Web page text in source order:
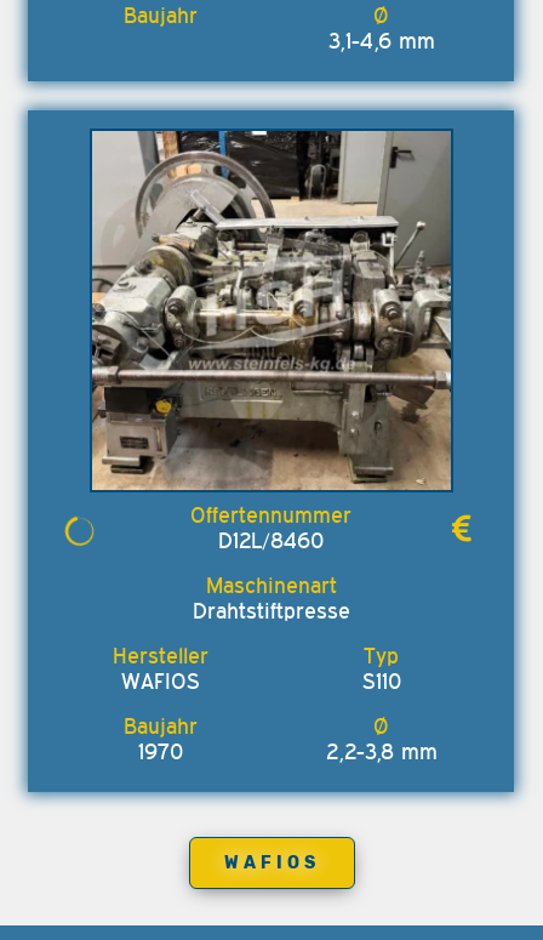
3,1-4,6 mm
D12L/8460
Drahtstiftpresse
WAFIOS S110
1970 2,2-3,8 mm
WAFIOS